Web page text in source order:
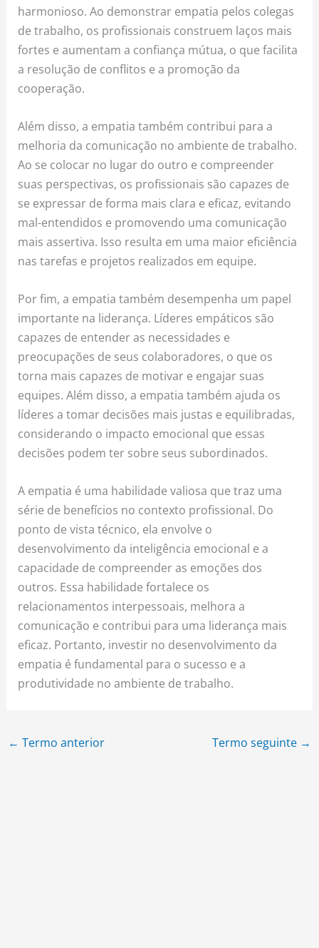
harmonioso. Ao demonstrar empatia pelos colegas
de trabalho, os profissionais construem laços mais
fortes e aumentam a confiança mútua, o que facilita
a resolução de conflitos e a promoção da
cooperação.
Além disso, a empatia também contribui para a
melhoria da comunicação no ambiente de trabalho.
Ao se colocar no lugar do outro e compreender
suas perspectivas, os profissionais são capazes de
se expressar de forma mais clara e eficaz, evitando
mal-entendidos e promovendo uma comunicação
mais assertiva. Isso resulta em uma maior eficiência
nas tarefas e projetos realizados em equipe.
Por fim, a empatia também desempenha um papel
importante na liderança. Líderes empáticos são
capazes de entender as necessidades e
preocupações de seus colaboradores, o que os
torna mais capazes de motivar e engajar suas
equipes. Além disso, a empatia também ajuda os
líderes a tomar decisões mais justas e equilibradas,
considerando o impacto emocional que essas
decisões podem ter sobre seus subordinados.
A empatia é uma habilidade valiosa que traz uma
série de benefícios no contexto profissional. Do
ponto de vista técnico, ela envolve o
desenvolvimento da inteligência emocional e a
capacidade de compreender as emoções dos
outros. Essa habilidade fortalece os
relacionamentos interpessoais, melhora a
comunicação e contribui para uma liderança mais
eficaz. Portanto, investir no desenvolvimento da
empatia é fundamental para o sucesso e a
produtividade no ambiente de trabalho.
← Termo anterior Termo seguinte →